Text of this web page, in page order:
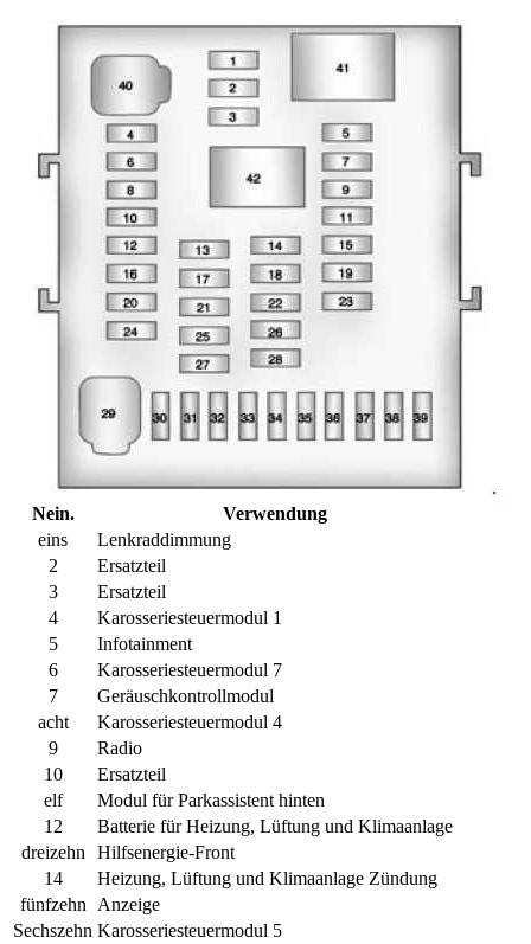
Nein.
Verwendung
eins
Lenkraddimmung
2
Ersatzteil
3
Ersatzteil
4
Karosseriesteuermodul 1
5
Infotainment
6
Karosseriesteuermodul 7
7
Geräuschkontrollmodul
acht
Karosseriesteuermodul 4
9
Radio
10
Ersatzteil
elf
Modul für Parkassistent hinten
12
Batterie für Heizung, Lüftung und Klimaanlage
dreizehn
Hilfsenergie-Front
14
Heizung, Lüftung und Klimaanlage Zündung
fünfzehn
Anzeige
Sechszehn Karosseriesteuermodul 5